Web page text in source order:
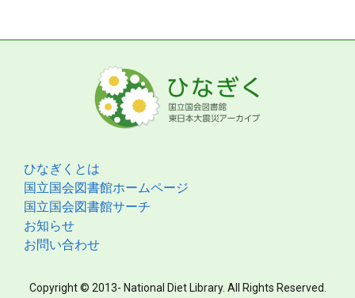
ひなぎくとは
国立国会図書館ホームページ
国立国会図書館サーチ
お知らせ
お問い合わせ
Copyright © 2013- National Diet Library. All Rights Reserved.